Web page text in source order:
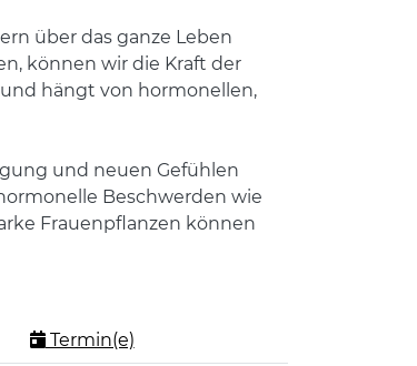
über das ganze Leben
können wir die Kraft der
hängt von hormonellen,
und neuen Gefühlen
Beschwerden wie
Frauenpflanzen können
Termin(e)